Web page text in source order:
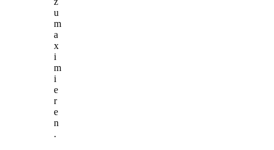
u
m
a
x
i
m
i
e
r
e
n
.